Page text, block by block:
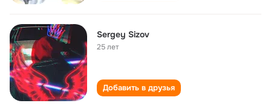
Sergey Sizov
25 лет
Добавить в друзья